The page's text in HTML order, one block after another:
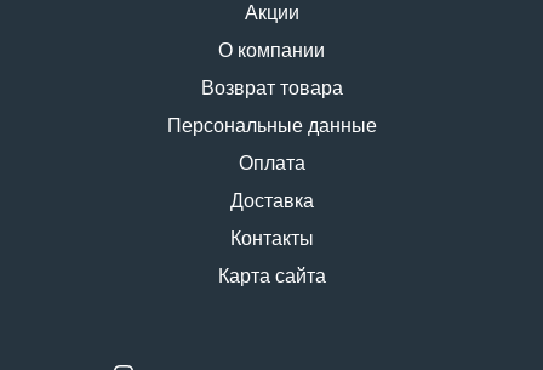
Акции
О компании
Возврат товара
Персональные данные
Оплата
Доставка
Контакты
Карта сайта